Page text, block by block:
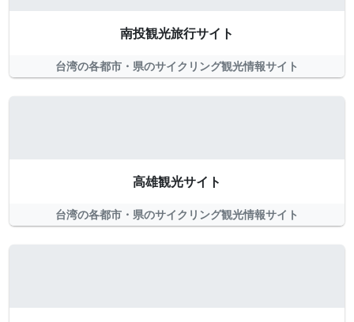
南投観光旅行サイト
台湾の各都市・県のサイクリング観光情報サイト
高雄観光サイト
台湾の各都市・県のサイクリング観光情報サイト